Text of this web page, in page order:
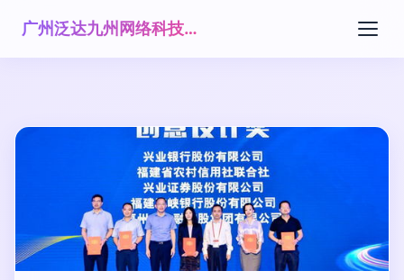
广州泛达九州网络科技有限公司